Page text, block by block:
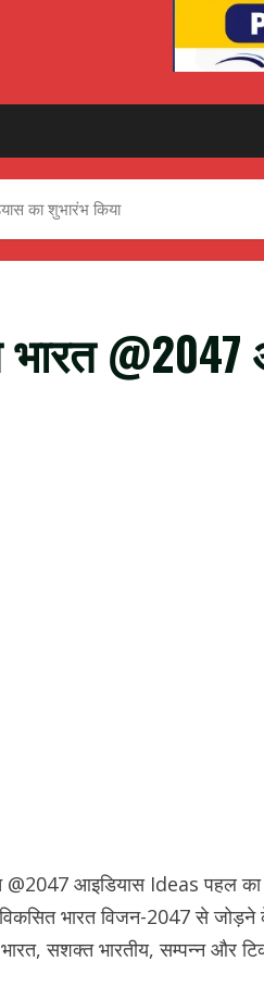
का शुभारंभ किया
भारत
@2047 आइडियास Ideas पहल
भारत विजन-2047 से
सशक्त भारतीय, सम्पन्न और